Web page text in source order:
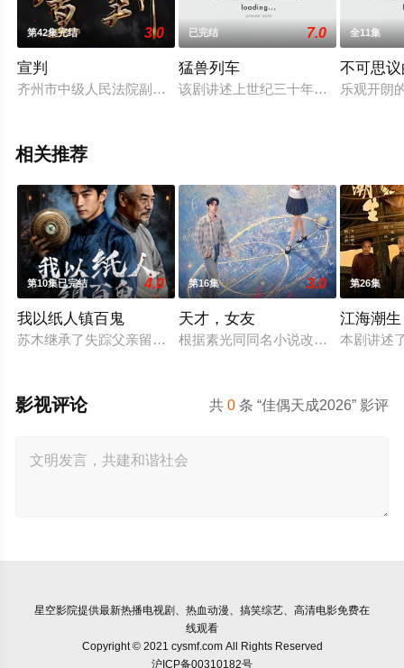
第42集完结 3.0
宣判
齐州市中级人民法院副院长齐衡，刚上任就接手了案情复杂的“
已完结 7.0
猛兽列车
该剧讲述上世纪三十年代初，日本占
全11集
不可思
乐观开朗
相关推荐
第10集已完结 4.0
我以纸人镇百鬼
苏木继承了失踪父亲留下的白事馆，本想低调扎纸维生，却因
第16集 3.0
天才，女友
根据素光同同名小说改编。江逾白长
第26集
江海潮生
本剧讲述
共0 条 “佳偶天成2026” 影评
影视评论
星空影院提供最新热播电视剧、热血动漫、搞笑综艺、高清电影免费在
线观看
Copyright © 2021 cysmf.com All Rights Reserved
沪ICP备00310182号